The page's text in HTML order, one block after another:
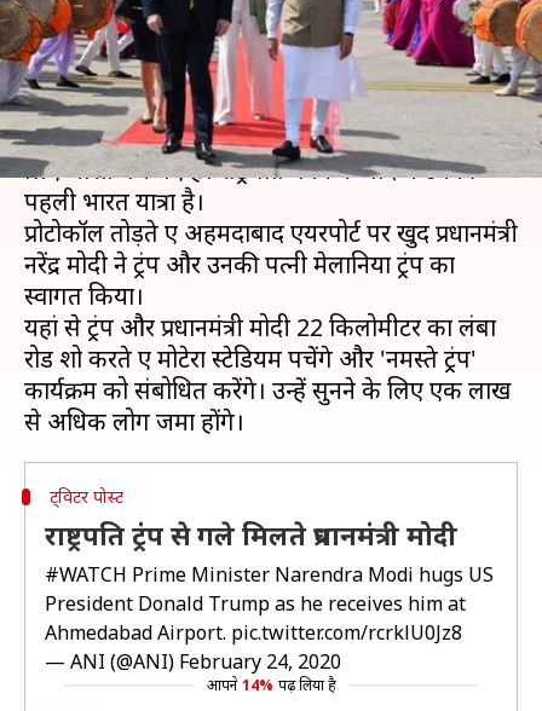
लेखन मुकुल तोमर Feb 24, 2020 12:52 pm
क्या है खबर?
अमेरिका के राष्ट्रपति डोनाल्ड ट्रंप अपने दो दिवसीय दौरे के
लिए भारत पहुंच गए हैं। राष्ट्रपति बनने के बाद ये उनकी
पहली भारत यात्रा है।
प्रोटोकॉल तोड़ते हुए अहमदाबाद एयरपोर्ट पर खुद प्रधानमंत्री
नरेंद्र मोदी ने ट्रंप और उनकी पत्नी मेलानिया ट्रंप का
स्वागत किया।
यहां से ट्रंप और प्रधानमंत्री मोदी 22 किलोमीटर का लंबा
रोड शो करते हुए मोटेरा स्टेडियम पहुंचेंगे और 'नमस्ते ट्रंप'
कार्यक्रम को संबोधित करेंगे। उन्हें सुनने के लिए एक लाख
ट्विटर पोस्ट
राष्ट्रपति ट्रंप से गले मिलते प्रधानमंत्री मोदी
#WATCH Prime Minister Narendra Modi hugs US
President Donald Trump as he receives him at
Ahmedabad Airport. pic.twitter.com/rcrklU0Jz8
— ANI (@ANI) February 24, 2020
आपने 14% पढ़ लिया है